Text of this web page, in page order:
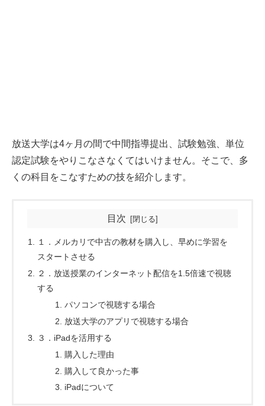
放送大学は4ヶ月の間で中間指導提出、試験勉強、単位
認定試験をやりこなさなくてはいけません。そこで、多
くの科目をこなすための技を紹介します。
目次
１．メルカリで中古の教材を購入し、早めに学習を
スタートさせる
２．放送授業のインターネット配信を1.5倍速で視聴
する
パソコンで視聴する場合
放送大学のアプリで視聴する場合
３．iPadを活用する
購入した理由
購入して良かった事
iPadについて